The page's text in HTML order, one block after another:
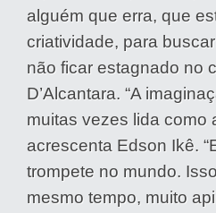
alguém que erra, que
criatividade, para
não ficar estagnado no
D’Alcantara. “A
muitas vezes lida como
acrescenta Edson Ikê.
trompete no mundo.
mesmo tempo, muito